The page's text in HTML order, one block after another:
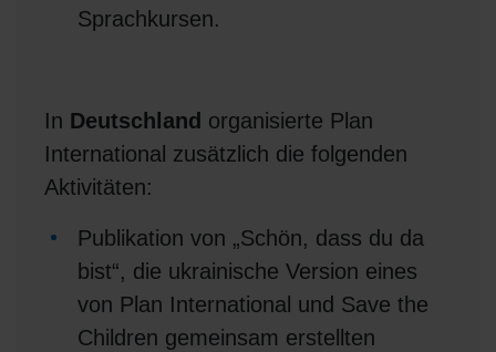
Sprachkursen.
In Deutschland organisierte Plan
International zusätzlich die folgenden
Aktivitäten:
Publikation von „Schön, dass du da
bist“, die ukrainische Version eines
von Plan International und Save the
Children gemeinsam erstellten